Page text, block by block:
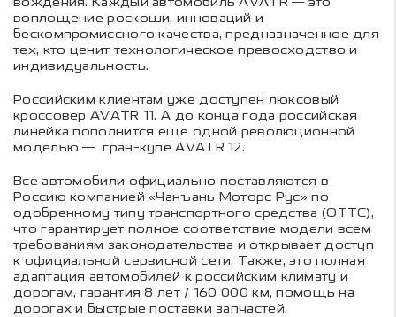
воплощение роскоши, инноваций и
бескомпромиссного качества, предназначенное для
тех, кто ценит технологическое превосходство и
индивидуальность.
Российским клиентам уже доступен люксовый
кроссовер AVATR 11. А до конца года российская
линейка пополнится еще одной революционной
моделью — гран-купе AVATR 12.
Все автомобили официально поставляются в
Россию компанией «Чанъань Моторс Рус» по
одобренному типу транспортного средства (ОТТС),
что гарантирует полное соответствие модели всем
требованиям законодательства и открывает доступ
к официальной сервисной сети. Также, это полная
адаптация автомобилей к российским климату и
дорогам, гарантия 8 лет / 160 000 км, помощь на
дорогах и быстрые поставки запчастей.